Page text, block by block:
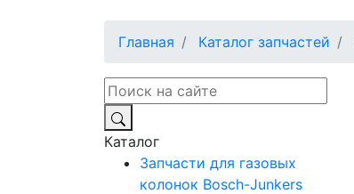
Главная
Каталог запчастей
Каталог
Запчасти для газовых
колонок Bosch-Junkers